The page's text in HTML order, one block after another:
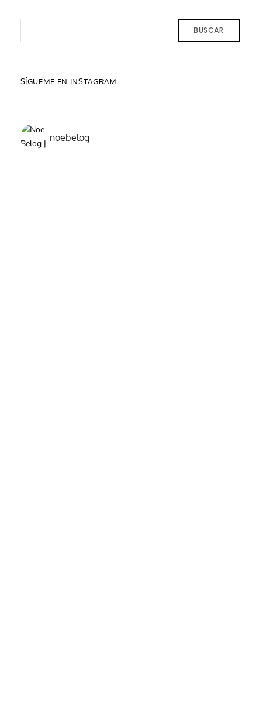
BUSCAR
SÍGUEME EN INSTAGRAM
noebelog